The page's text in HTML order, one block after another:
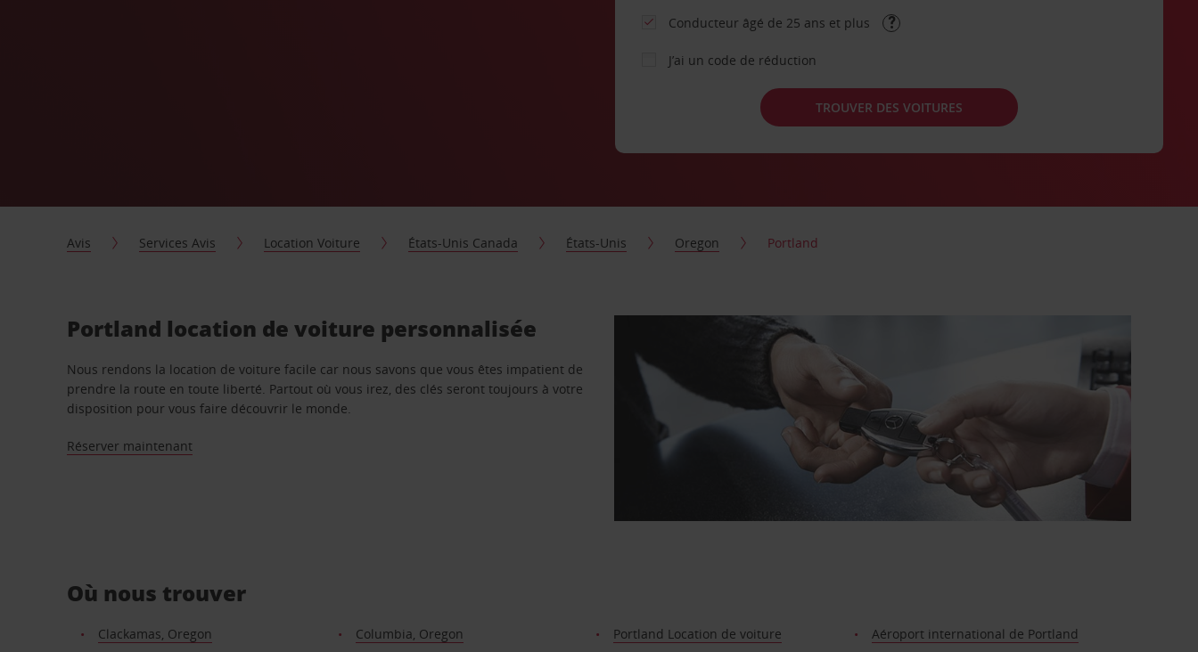
Conducteur âgé de 25 ans et plus
J’ai un code de réduction
TROUVER DES VOITURES
Avis Services Avis Location Voiture États-Unis Canada États-Unis Oregon Portland
Portland location de voiture personnalisée
Nous rendons la location de voiture facile car nous savons que vous êtes impatient de
prendre la route en toute liberté. Partout où vous irez, des clés seront toujours à votre
disposition pour vous faire découvrir le monde.
Réserver maintenant
Où nous trouver
Clackamas, Oregon Columbia, Oregon Portland Location de voiture
Aéroport international de Portland